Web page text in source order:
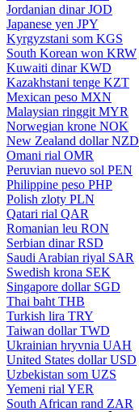
Jordanian dinar JOD
Japanese yen JPY
Kyrgyzstani som KGS
South Korean won KRW
Kuwaiti dinar KWD
Kazakhstani tenge KZT
Mexican peso MXN
Malaysian ringgit MYR
Norwegian krone NOK
New Zealand dollar NZD
Omani rial OMR
Peruvian nuevo sol PEN
Philippine peso PHP
Polish zloty PLN
Qatari rial QAR
Romanian leu RON
Serbian dinar RSD
Saudi Arabian riyal SAR
Swedish krona SEK
Singapore dollar SGD
Thai baht THB
Turkish lira TRY
Taiwan dollar TWD
Ukrainian hryvnia UAH
United States dollar USD
Uzbekistan som UZS
Yemeni rial YER
South African rand ZAR